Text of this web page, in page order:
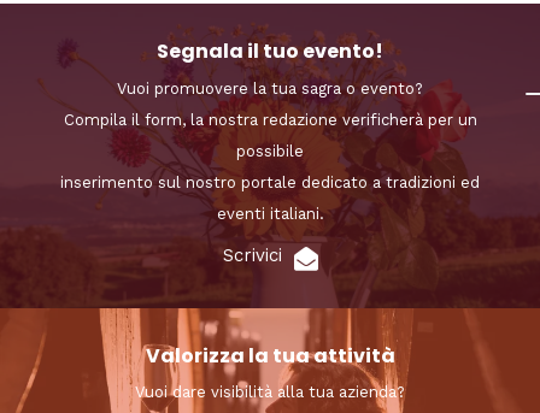
Segnala il tuo evento!
Vuoi promuovere la tua sagra o evento?
Compila il form, la nostra redazione verificherà per un
possibile
inserimento sul nostro portale dedicato a tradizioni ed
eventi italiani.
Scrivici
Valorizza la tua attività
Vuoi dare visibilità alla tua azienda?